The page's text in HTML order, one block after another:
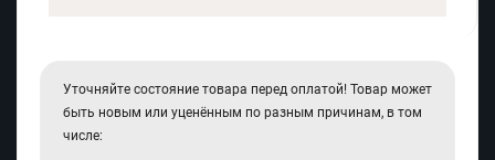
Уточняйте состояние товара перед оплатой! Товар может
быть новым или уценённым по разным причинам, в том
числе: